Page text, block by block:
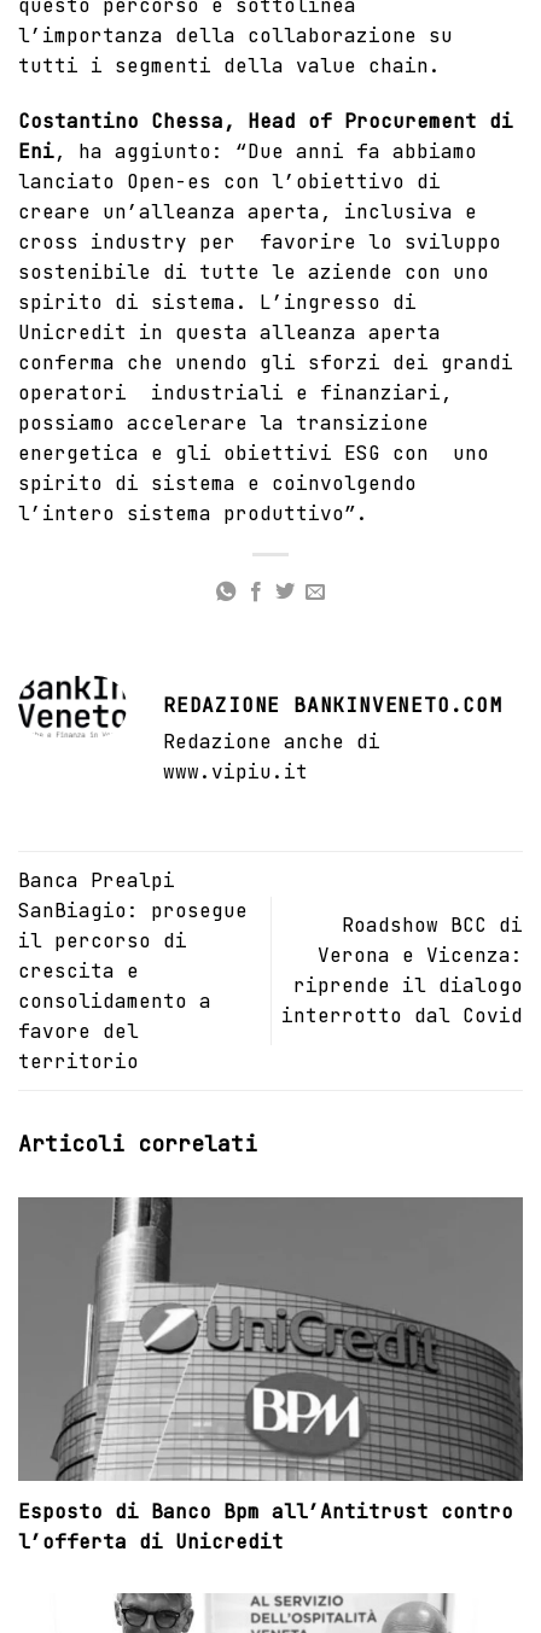
questo percorso e sottolinea
l’importanza della collaborazione su
tutti i segmenti della value chain.
Costantino Chessa, Head of Procurement di
Eni, ha aggiunto: “Due anni fa abbiamo
lanciato Open-es con l’obiettivo di
creare un’alleanza aperta, inclusiva e
cross industry per favorire lo sviluppo
sostenibile di tutte le aziende con uno
spirito di sistema. L’ingresso di
Unicredit in questa alleanza aperta
conferma che unendo gli sforzi dei grandi
operatori industriali e finanziari,
possiamo accelerare la transizione
energetica e gli obiettivi ESG con uno
spirito di sistema e coinvolgendo
l’intero sistema produttivo”.
REDAZIONE BANKINVENETO.COM
Redazione anche di
www.vipiu.it
Banca Prealpi
SanBiagio: prosegue
il percorso di
crescita e
consolidamento a
favore del
territorio
Roadshow BCC di
Verona e Vicenza:
riprende il dialogo
interrotto dal Covid
Articoli correlati
Esposto di Banco Bpm all’Antitrust contro
l’offerta di Unicredit